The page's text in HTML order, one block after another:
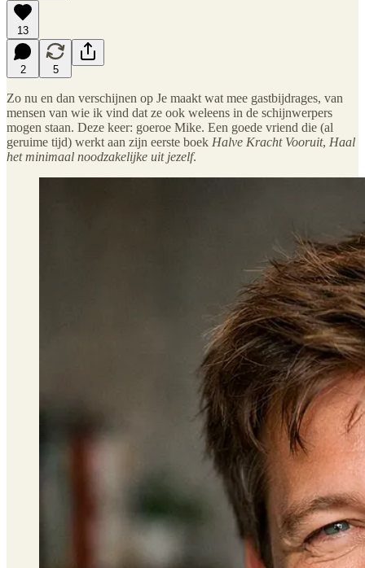
13
2 5
Zo nu en dan verschijnen op Je maakt wat mee gastbijdrages, van
mensen van wie ik vind dat ze ook weleens in de schijnwerpers
mogen staan. Deze keer: goeroe Mike. Een goede vriend die (al
geruime tijd) werkt aan zijn eerste boek Halve Kracht Vooruit, Haal
het minimaal noodzakelijke uit jezelf.